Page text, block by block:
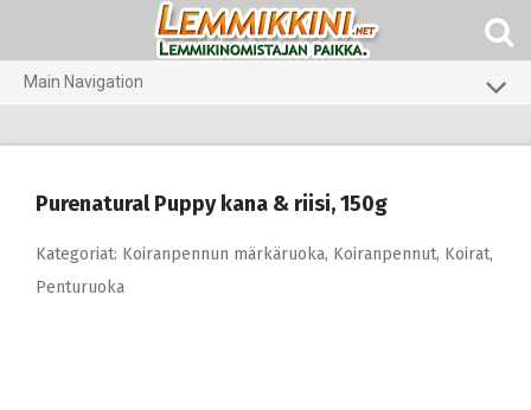
Main Navigation
Pieneläimet
Purenatural Puppy kana & riisi, 150g
Kategoriat: Koiranpennun märkäruoka, Koiranpennut, Koirat,
Penturuoka